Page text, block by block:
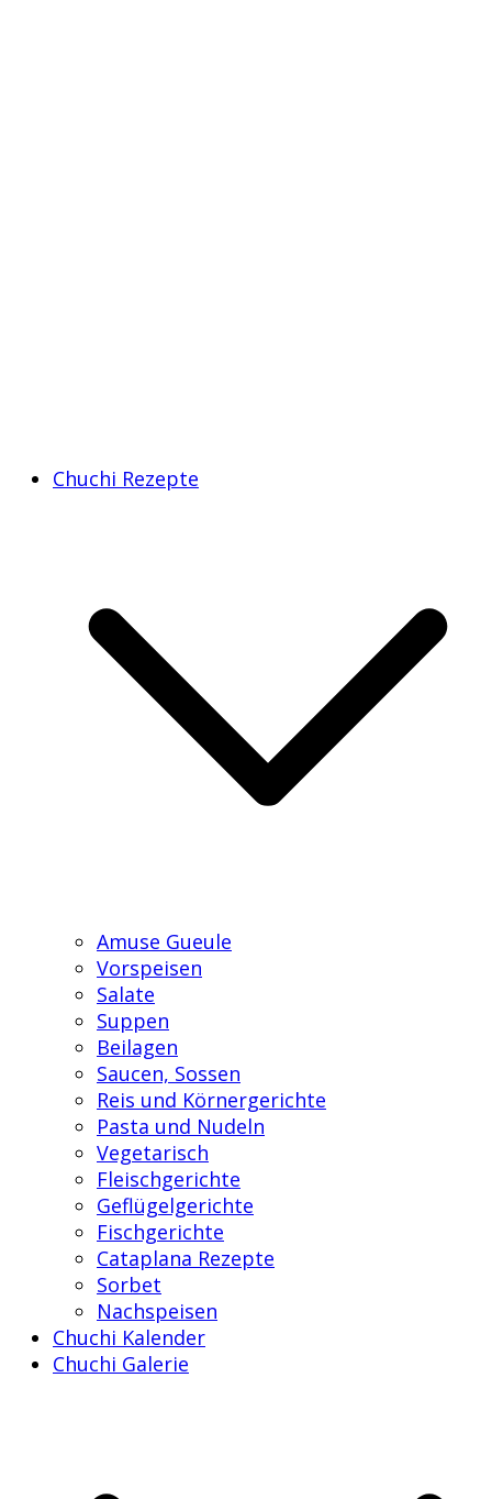
Chuchi Rezepte
Amuse Gueule
Vorspeisen
Salate
Suppen
Beilagen
Saucen, Sossen
Reis und Körnergerichte
Pasta und Nudeln
Vegetarisch
Fleischgerichte
Geflügelgerichte
Fischgerichte
Cataplana Rezepte
Sorbet
Nachspeisen
Chuchi Kalender
Chuchi Galerie